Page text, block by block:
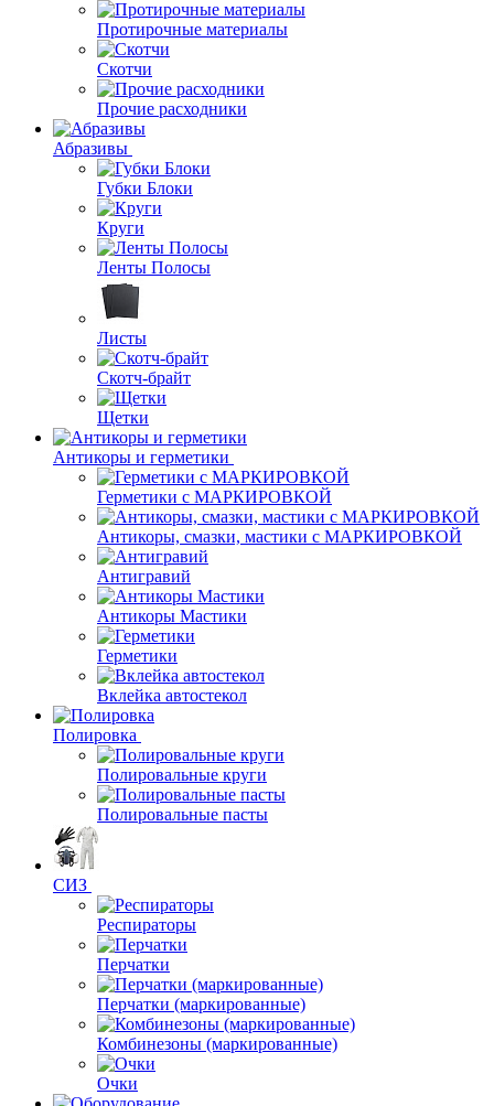
Протирочные материалы
Скотчи
Прочие расходники
Абразивы
Губки Блоки
Круги
Ленты Полосы
Листы
Скотч-брайт
Щетки
Антикоры и герметики
Герметики с МАРКИРОВКОЙ
Антикоры, смазки, мастики с МАРКИРОВКОЙ
Антигравий
Антикоры Мастики
Герметики
Вклейка автостекол
Полировка
Полировальные круги
Полировальные пасты
СИЗ
Респираторы
Перчатки
Перчатки (маркированные)
Комбинезоны (маркированные)
Очки